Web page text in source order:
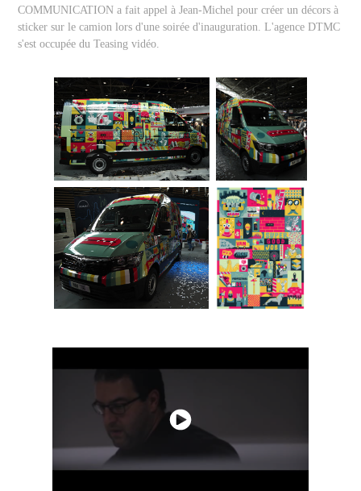
COMMUNICATION a fait appel à Jean-Michel pour créer un décors à
sticker sur le camion lors d'une soirée d'inauguration. L'agence DTMC
s'est occupée du Teasing vidéo.